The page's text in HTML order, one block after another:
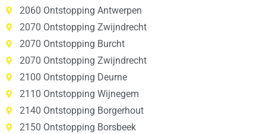
2060 Ontstopping Antwerpen
2070 Ontstopping Zwijndrecht
2070 Ontstopping Burcht
2070 Ontstopping Zwijndrecht
2100 Ontstopping Deurne
2110 Ontstopping Wijnegem
2140 Ontstopping Borgerhout
2150 Ontstopping Borsbeek